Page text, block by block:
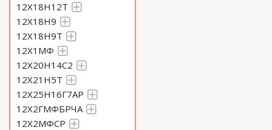
12Х18Н12Т
12Х18Н9
12Х18Н9Т
12Х1МФ
12Х20Н14С2
12Х21Н5Т
12Х25Н16Г7АР
12Х2ГМФБРЧА
12Х2МФСР